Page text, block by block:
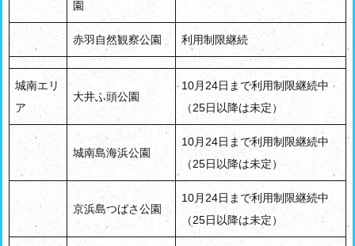
園
赤羽自然観察公園 利用制限継続
城南エリ
ア
大井ふ頭公園
10月24日まで利用制限継続中
（25日以降は未定）
城南島海浜公園
10月24日まで利用制限継続中
（25日以降は未定）
京浜島つばさ公園
10月24日まで利用制限継続中
（25日以降は未定）